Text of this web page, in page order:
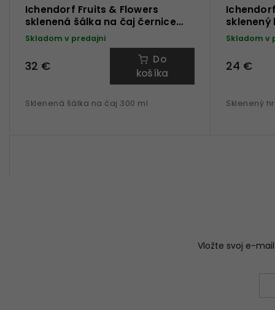
Ichendorf Fruits & Flowers
sklenená šálka na čaj černice
300 ml
Skladom v predajni
32 €
Do
košíka
Sklenená šálka na čaj 300 ml
sklenený
ml
Skladom v
24 €
Sklenený
Vložte svoj e-